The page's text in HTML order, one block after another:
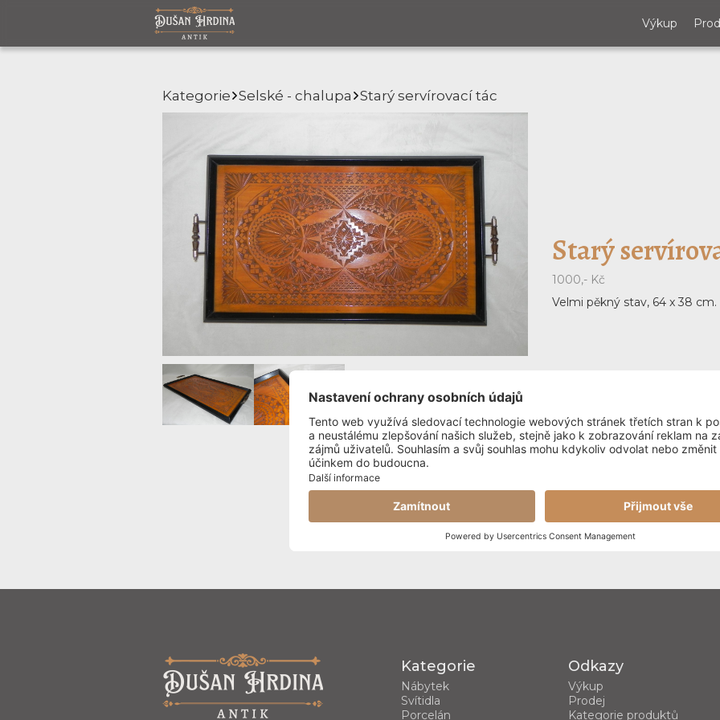
Výkup
Kategorie Selské - chalupa Starý servírovací tác
Starý
1000,- Kč
Velmi pěkný stav, 64 x 38 cm.
Kategorie
Nábytek
Svítidla
Porcelán
Odkazy
Výkup
Prodej
Kategorie produktů